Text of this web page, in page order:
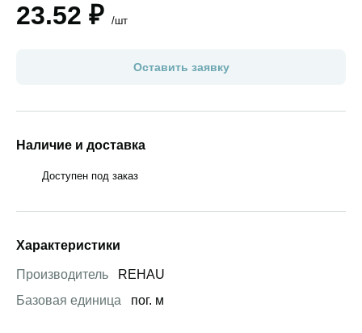
23.52 ₽ /шт
Оставить заявку
Наличие и доставка
Доступен под заказ
Характеристики
Производитель
REHAU
Базовая единица
пог. м